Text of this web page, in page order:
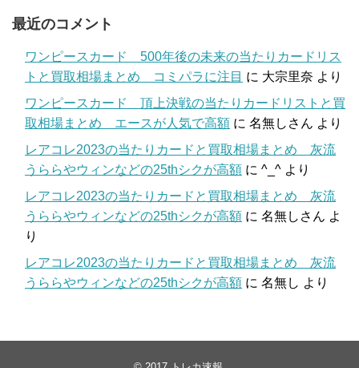
最近のコメント
ワンピースカード 500年後の未来の当たりカードリス
トと買取相場まとめ コミパラに注目 に 大宗里奈 より
ワンピースカード 頂上決戦の当たりカードリストと買
取相場まとめ エースが人気で高額 に 名無しさん より
レアコレ2023の当たりカードと買取相場まとめ 灰流
うららやウィンなどの25thシクが高額 に ^_^ より
レアコレ2023の当たりカードと買取相場まとめ 灰流
うららやウィンなどの25thシクが高額 に 名無しさん よ
り
レアコレ2023の当たりカードと買取相場まとめ 灰流
うららやウィンなどの25thシクが高額 に 名無し より